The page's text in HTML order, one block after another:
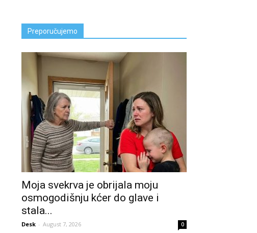
Preporučujemo
Moja svekrva je obrijala moju
osmogodišnju kćer do glave i
stala...
Desk - August 7, 2026 0